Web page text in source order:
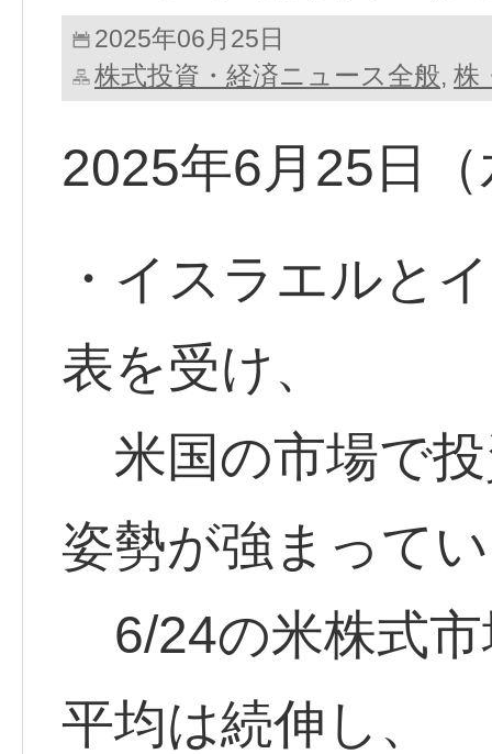
2025年06月25日
株式投資・経済ニュース全般, 株
2025年6月25日
・イスラエルと
表を受け、
米国の市場で
姿勢が強まって
6/24の米株式市
平均は続伸し、